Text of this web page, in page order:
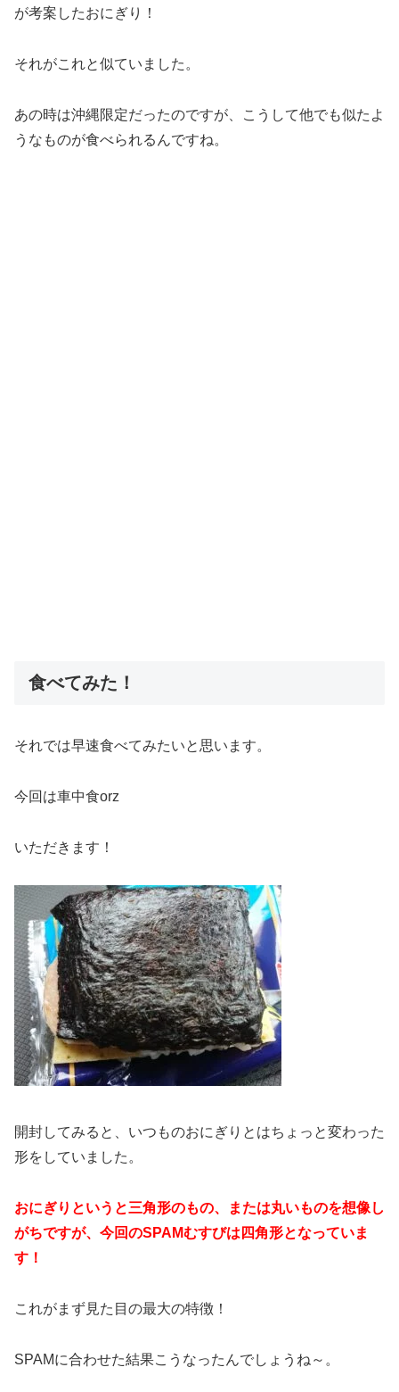
が考案したおにぎり！
それがこれと似ていました。
あの時は沖縄限定だったのですが、こうして他でも似たよ
うなものが食べられるんですね。
食べてみた！
それでは早速食べてみたいと思います。
今回は車中食orz
いただきます！
開封してみると、いつものおにぎりとはちょっと変わった
形をしていました。
おにぎりというと三角形のもの、または丸いものを想像し
がちですが、今回のSPAMむすびは四角形となっていま
す！
これがまず見た目の最大の特徴！
SPAMに合わせた結果こうなったんでしょうね～。